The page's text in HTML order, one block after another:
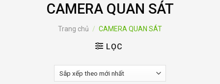
CAMERA QUAN SÁT
Trang chủ / CAMERA QUAN SÁT
LỌC